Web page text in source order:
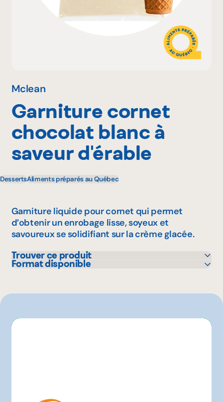
Mclean
Garniture cornet
chocolat blanc à
saveur d'érable
DessertsAliments préparés au Québec
Garniture liquide pour cornet qui permet
d’obtenir un enrobage lisse, soyeux et
savoureux se solidifiant sur la crème glacée.
Trouver ce produit
Sysco
Format disponible